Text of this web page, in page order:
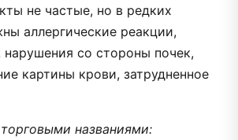
не частые, но в редких
аллергические реакции,
нарушения со стороны почек,
картины крови, затрудненное
названиями: